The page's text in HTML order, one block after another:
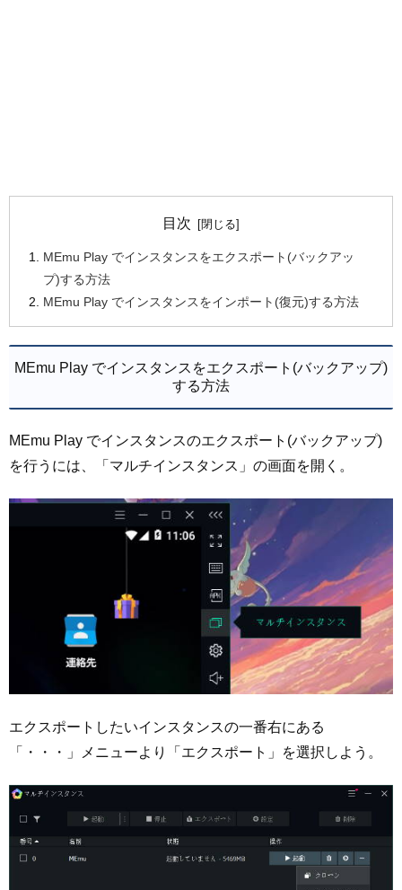
目次
MEmu Play でインスタンスをエクスポート(バックアッ
プ)する方法
MEmu Play でインスタンスをインポート(復元)する方法
MEmu Play でインスタンスをエクスポート(バックアップ)
する方法
MEmu Play でインスタンスのエクスポート(バックアップ)
を行うには、「マルチインスタンス」の画面を開く。
エクスポートしたいインスタンスの一番右にある
「・・・」メニューより「エクスポート」を選択しよう。